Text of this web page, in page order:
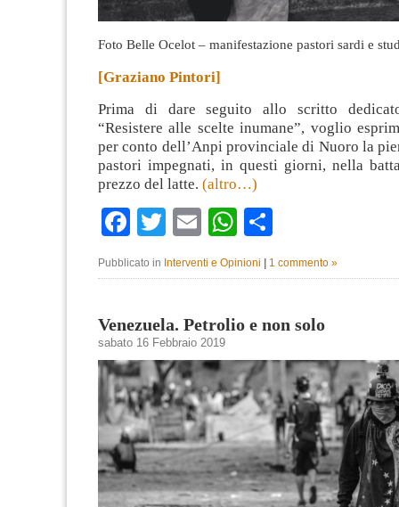
Foto Belle Ocelot – manifestazione pastori sardi e
[Graziano Pintori]
Prima di dare seguito allo scritto
“Resistere alle scelte inumane”, voglio
per conto dell’Anpi provinciale di Nuoro la
pastori impegnati, in questi giorni, nella
prezzo del latte. (altro…)
Facebook
TwitterEmailWhatsApp
Pubblicato in Interventi e Opinioni 1 commento »
Venezuela. Petrolio e non solo
sabato 16 Febbraio 2019